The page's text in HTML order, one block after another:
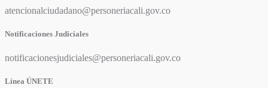
atencionalciudadano@personeriacali.gov.co
Notificaciones Judiciales
notificacionesjudiciales@personeriacali.gov.co
Línea ÚNETE